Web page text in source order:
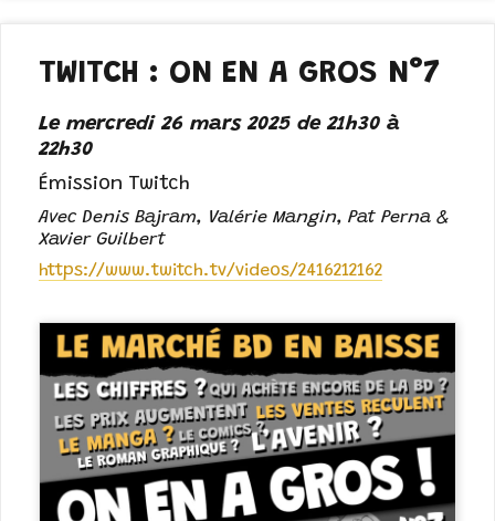
TWITCH : ON EN A GROS N°7
Le mercredi 26 mars 2025 de 21h30 à
22h30
Émission Twitch
Avec Denis Bajram, Valérie Mangin, Pat Perna &
Xavier Guilbert
https://www.twitch.tv/videos/2416212162